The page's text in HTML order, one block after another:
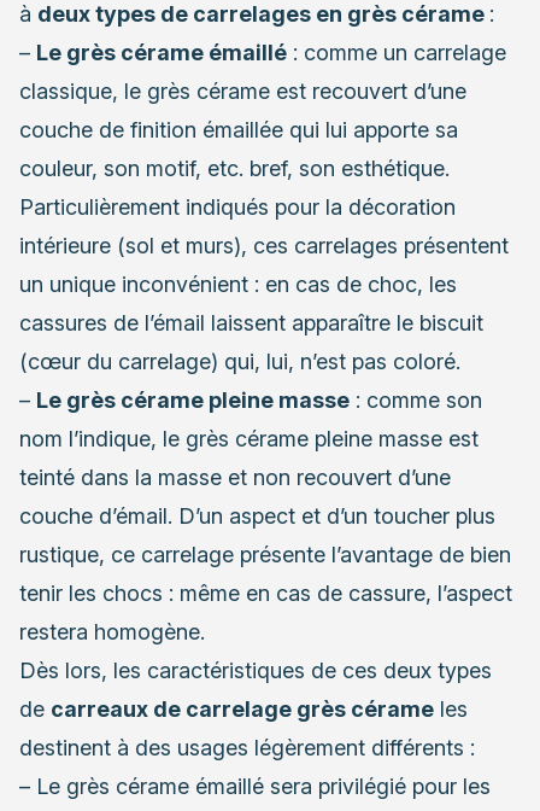
à deux types de carrelages en grès cérame :
– Le grès cérame émaillé : comme un carrelage
classique, le grès cérame est recouvert d’une
couche de finition émaillée qui lui apporte sa
couleur, son motif, etc. bref, son esthétique.
Particulièrement indiqués pour la décoration
intérieure (sol et murs), ces carrelages présentent
un unique inconvénient : en cas de choc, les
cassures de l’émail laissent apparaître le biscuit
(cœur du carrelage) qui, lui, n’est pas coloré.
– Le grès cérame pleine masse : comme son
nom l’indique, le grès cérame pleine masse est
teinté dans la masse et non recouvert d’une
couche d’émail. D’un aspect et d’un toucher plus
rustique, ce carrelage présente l’avantage de bien
tenir les chocs : même en cas de cassure, l’aspect
restera homogène.
Dès lors, les caractéristiques de ces deux types
de carreaux de carrelage grès cérame les
destinent à des usages légèrement différents :
– Le grès cérame émaillé sera privilégié pour les